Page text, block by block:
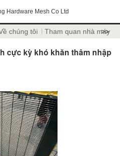
Hardware Mesh Co Ltd
chúng tôi Tham quan nhà máy
>>
cực kỳ khó khăn thâm nhập